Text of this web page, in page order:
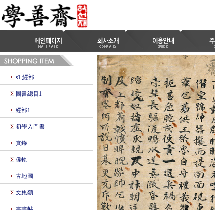
s1.經部
圖書總目1
經部1
初學入門書
實錄
儀軌
古地圖
文集類